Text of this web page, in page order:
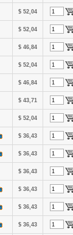
$ 52,04
$ 52,04
$ 46,84
$ 52,04
$ 46,84
$ 43,71
$ 52,04
$ 36,43
$ 36,43
$ 36,43
$ 36,43
$ 36,43
$ 36,43